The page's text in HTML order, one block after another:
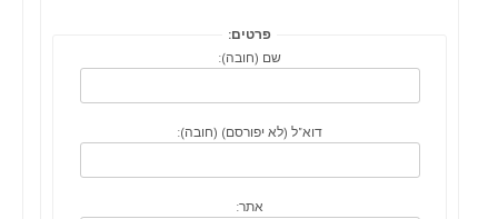
פרטים:
שם (חובה):
דוא"ל (לא יפורסם) (חובה):
אתר: